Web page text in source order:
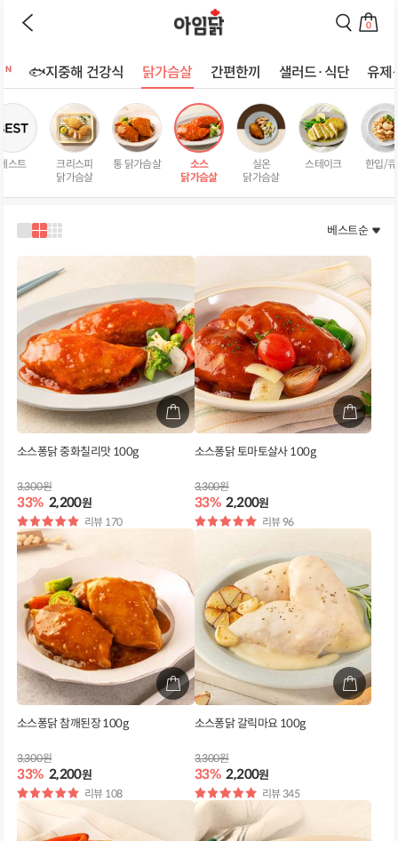
전
하
색
지
로
동
하
기
0
로
이
동
하
🐟지중해 건강식 닭가슴살 간편한끼 샐러드·식단
유제
리
스
트
스트
크리스피
닭가슴살
통 닭가슴살
소스
닭가슴살
실온
닭가슴살
스테이크 한입/
1
보
기
2
열
보
3
열
로
보
기
베스트순
소스퐁닭 중화칠리맛 100g
33% 2,200원
3,300원
별
점
리뷰 170
소스퐁닭 토마토살사 100g
33% 2,200원
3,300원
별
점
리뷰 96
소스퐁닭 참깨된장 100g
33% 2,200원
3,300원
별
리뷰 108
소스퐁닭 갈릭마요 100g
33% 2,200원
3,300원
별
점
리뷰 345